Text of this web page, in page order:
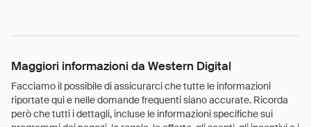
Maggiori informazioni da Western Digital
Facciamo il possibile di assicurarci che tutte le informazioni
riportate qui e nelle domande frequenti siano accurate. Ricorda
però che tutti i dettagli, incluse le informazioni specifiche sui